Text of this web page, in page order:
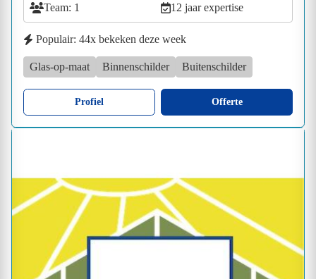
Team: 1 12 jaar expertise
Populair: 44x bekeken deze week
Glas-op-maat Binnenschilder Buitenschilder
Profiel Offerte